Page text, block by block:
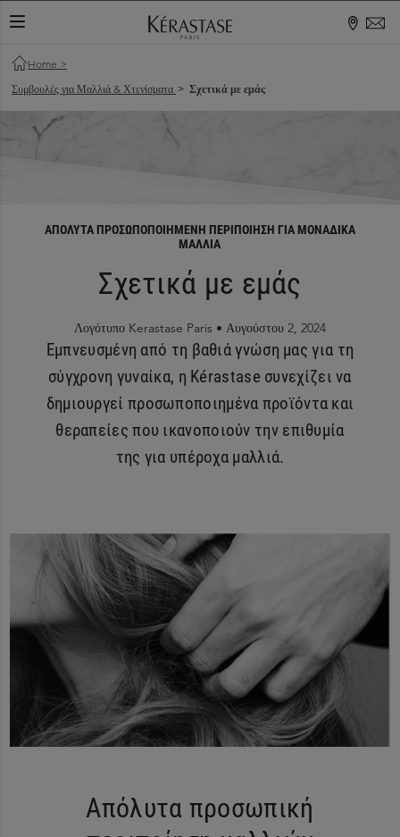
ΕΝΑΛΛΑΓΉ ΠΕΡΙΉΓΗΣΗΣ
Home >
Συμβουλές για Μαλλιά & Χτενίσματα > Σχετικά με εμάς
ΑΠΌΛΥΤΑ ΠΡΟΣΩΠΟΠΟΙΗΜΈΝΗ ΠΕΡΙΠΟΊΗΣΗ ΓΙΑ ΜΟΝΑΔΙΚΆ
ΜΑΛΛΙΆ
Σχετικά με εμάς
Λογότυπο Kerastase Paris • Αυγούστου 2, 2024
Εμπνευσμένη από τη βαθιά γνώση μας για τη
σύγχρονη γυναίκα, η Kérastase συνεχίζει να
δημιουργεί προσωποποιημένα προϊόντα και
θεραπείες που ικανοποιούν την επιθυμία
της για υπέροχα μαλλιά.
Απόλυτα προσωπική